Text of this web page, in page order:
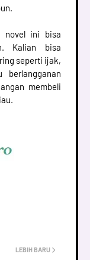
novel ini bisa
Kalian bisa
seperti ijak,
membeli
LEBIH BARU